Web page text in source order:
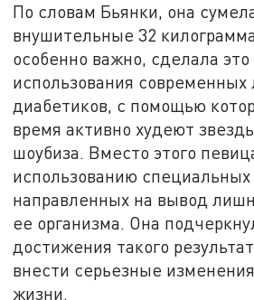
По словам Бьянки, она
внушительные 32
особенно важно, сделала это
использования современных
диабетиков, с помощью
время активно худеют
шоубиза. Вместо этого
использованию
направленных на вывод
ее организма. Она
достижения такого
внести серьезные
жизни.